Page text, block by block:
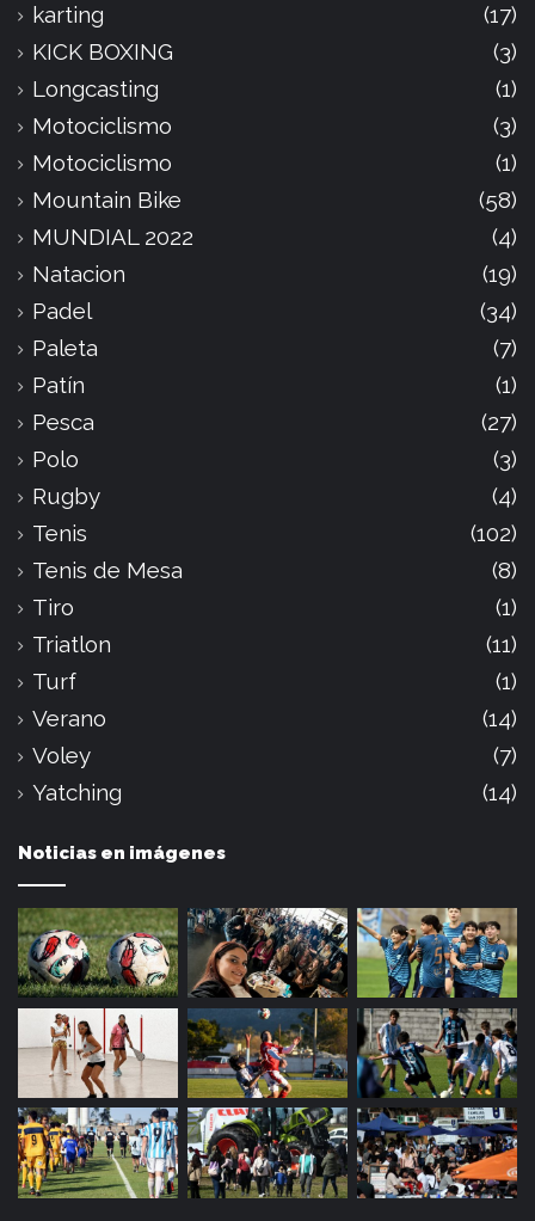
karting
(17)
KICK BOXING
(3)
Longcasting
(1)
Motociclismo
(3)
Motociclismo
(1)
Mountain Bike
(58)
MUNDIAL 2022
(4)
Natacion
(19)
Padel
(34)
Paleta
(7)
Patín
(1)
Pesca
(27)
Polo
(3)
Rugby
(4)
Tenis
(102)
Tenis de Mesa
(8)
Tiro
(1)
Triatlon
(11)
Turf
(1)
Verano
(14)
Voley
(7)
Yatching
(14)
Noticias en imágenes